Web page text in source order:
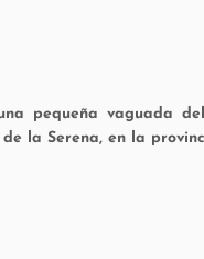
pequeña vaguada
la Serena, en la